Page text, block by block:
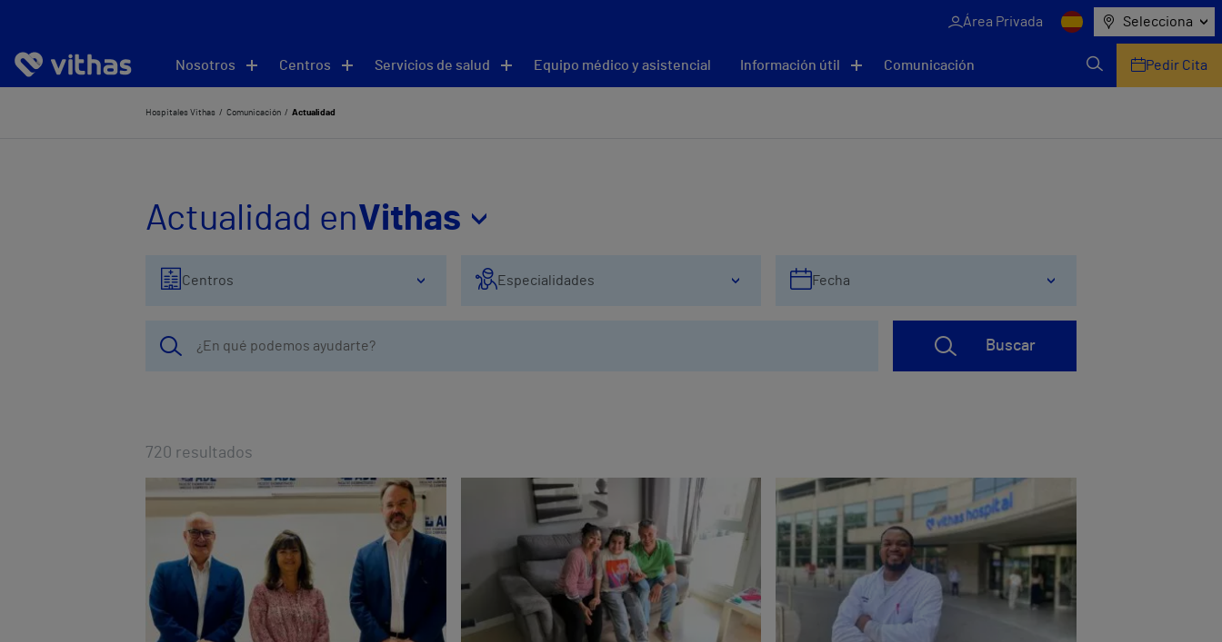
Área Privada Selecciona
Nosotros Centros Servicios de salud Equipo médico y asistencial Información útil Comunicación Pedir Cita
Hospitales Vithas Comunicación Actualidad
Actualidad enVithas
Centros Especialidades Fecha
Buscar
720 resultados